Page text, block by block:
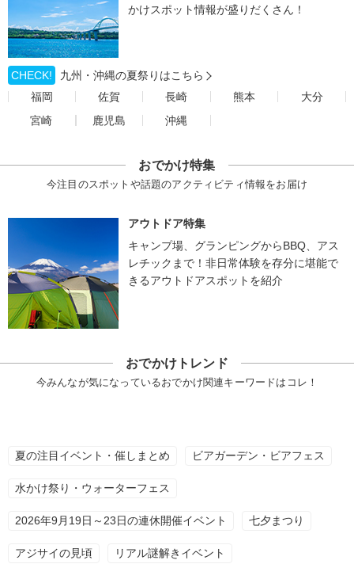
かけスポット情報が盛りだくさん！
CHECK!
九州・沖縄の夏祭りはこちら
福岡
佐賀 長崎 熊本
大分
宮崎
鹿児島 沖縄
おでかけ特集
今注目のスポットや話題のアクティビティ情報をお届け
アウトドア特集
キャンプ場、グランピングからBBQ、アス
レチックまで！非日常体験を存分に堪能で
きるアウトドアスポットを紹介
おでかけトレンド
今みんなが気になっているおでかけ関連キーワードはコレ！
夏の注目イベント・催しまとめ ビアガーデン・ビアフェス
水かけ祭り・ウォーターフェス
2026年9月19日～23日の連休開催イベント 七夕まつり
アジサイの見頃 リアル謎解きイベント